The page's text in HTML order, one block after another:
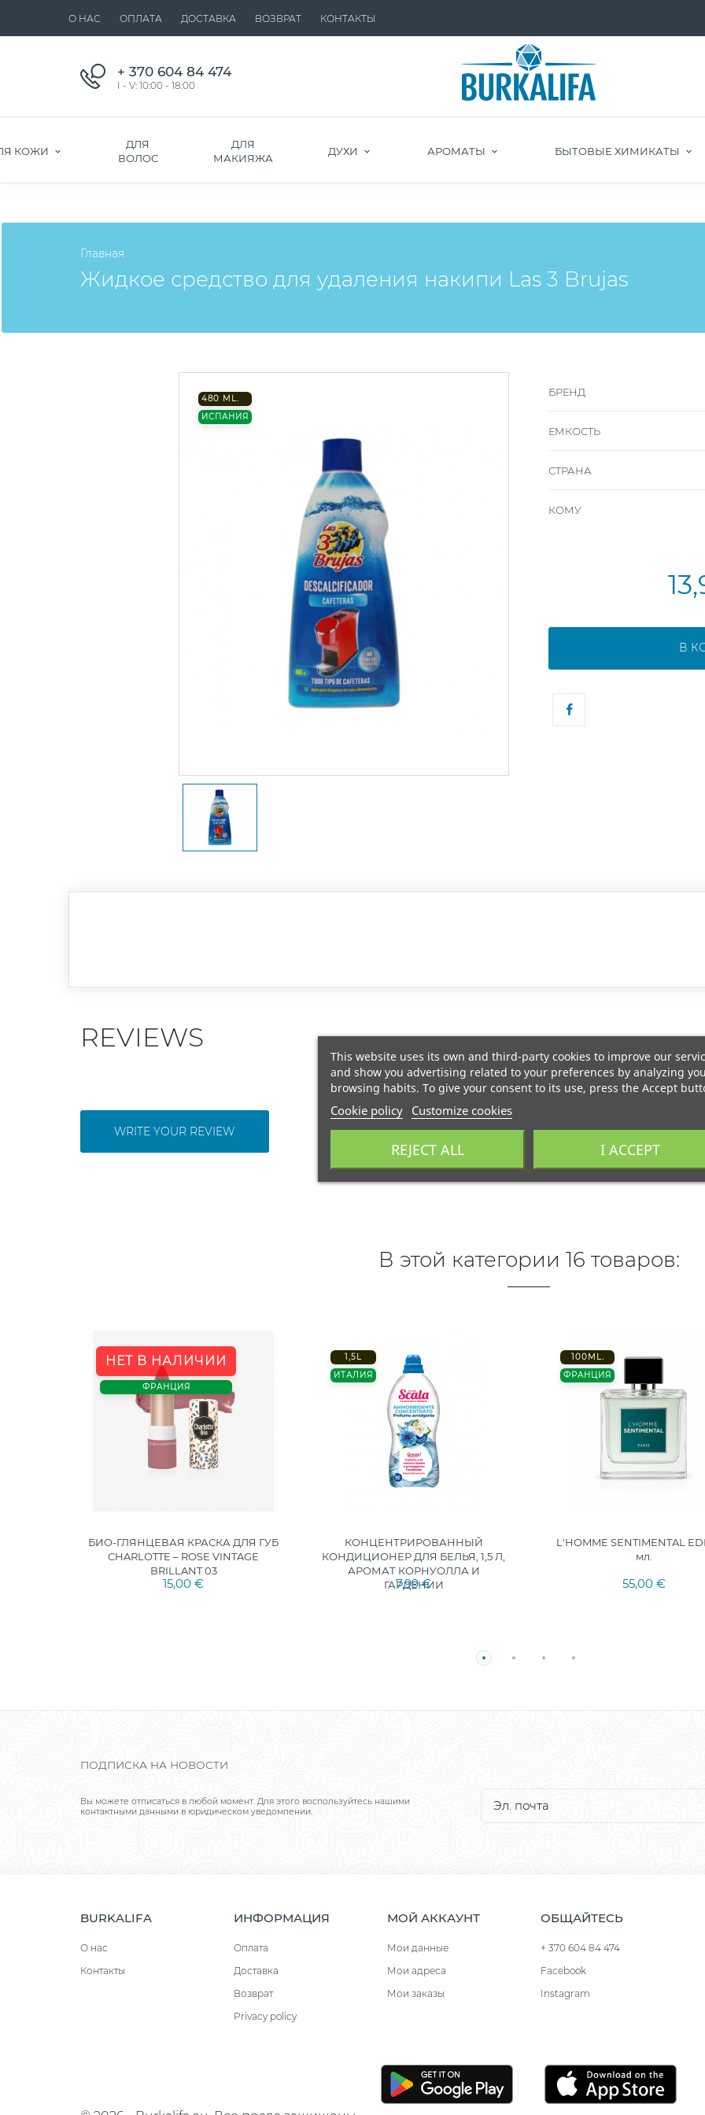
О НАС ОПЛАТА ДОСТАВКА ВОЗВРАТ КОНТАКТЫ
+ 370 604 84 474
I - V: 10:00 - 18:00
КОЖИ
ДЛЯ
ВОЛОС
ДЛЯ
МАКИЯЖА
ДУХИ АРОМАТЫ БЫТОВЫЕ ХИМИКАТЫ
Главная
Жидкое средство для удаления накипи Las 3 Brujas
480 ML.
ИСПАНИЯ
БРЕНД
ЕМКОСТЬ
СТРАНА
КОМУ
В
REVIEWS
WRITE YOUR REVIEW
В этой категории 16 товаров:
НЕТ В НАЛИЧИИ
ФРАНЦИЯ
БИО-ГЛЯНЦЕВАЯ КРАСКА ДЛЯ ГУБ
CHARLOTTE – ROSE VINTAGE
BRILLANT 03
15,00 €
1,5L
ИТАЛИЯ
КОНЦЕНТРИРОВАННЫЙ
КОНДИЦИОНЕР ДЛЯ БЕЛЬЯ, 1,5 Л,
АРОМАТ КОРНУОЛЛА И
ГАРДЕНИИ
7,99 €
100ML.
ФРАНЦИЯ
L'HOMME SENTIMENTAL
мл.
55,00 €
ПОДПИСКА НА НОВОСТИ
Вы можете отписаться в любой момент. Для этого воспользуйтесь нашими
контактными данными в юридическом уведомлении.
BURKALIFA
О нас
Контакты
ИНФОРМАЦИЯ
Оплата
Доставка
Возврат
Privacy policy
МОЙ АККАУНТ
Мои данные
Мои адреса
Мои заказы
ОБЩАЙТЕСЬ
+ 370 604 84 474
Facebook
Instagram
This website uses its own and third-party cookies to improve our
and show you advertising related to your preferences by analyzing
browsing habits. To give your consent to its use, press the Accept
Cookie policy Customize cookies
REJECT ALL I ACCEPT